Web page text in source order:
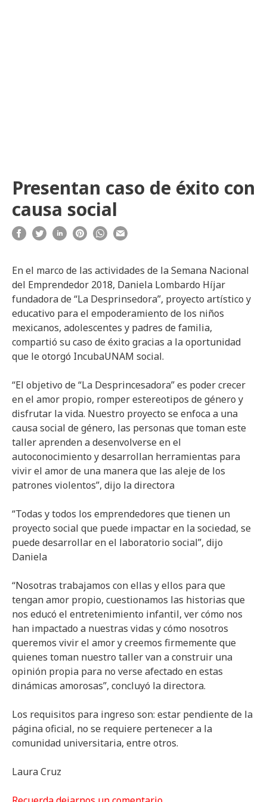
Presentan caso de éxito con
causa social
En el marco de las actividades de la Semana Nacional
del Emprendedor 2018, Daniela Lombardo Híjar
fundadora de “La Desprinsedora”, proyecto artístico y
educativo para el empoderamiento de los niños
mexicanos, adolescentes y padres de familia,
compartió su caso de éxito gracias a la oportunidad
que le otorgó IncubaUNAM social.
“El objetivo de “La Desprincesadora” es poder crecer
en el amor propio, romper estereotipos de género y
disfrutar la vida. Nuestro proyecto se enfoca a una
causa social de género, las personas que toman este
taller aprenden a desenvolverse en el
autoconocimiento y desarrollan herramientas para
vivir el amor de una manera que las aleje de los
patrones violentos”, dijo la directora
“Todas y todos los emprendedores que tienen un
proyecto social que puede impactar en la sociedad, se
puede desarrollar en el laboratorio social”, dijo
Daniela
“Nosotras trabajamos con ellas y ellos para que
tengan amor propio, cuestionamos las historias que
nos educó el entretenimiento infantil, ver cómo nos
han impactado a nuestras vidas y cómo nosotros
queremos vivir el amor y creemos firmemente que
quienes toman nuestro taller van a construir una
opinión propia para no verse afectado en estas
dinámicas amorosas”, concluyó la directora.
Los requisitos para ingreso son: estar pendiente de la
página oficial, no se requiere pertenecer a la
comunidad universitaria, entre otros.
Laura Cruz